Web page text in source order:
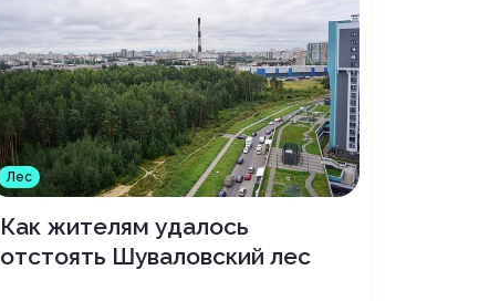
Лес
Как жителям удалось
отстоять Шуваловский лес